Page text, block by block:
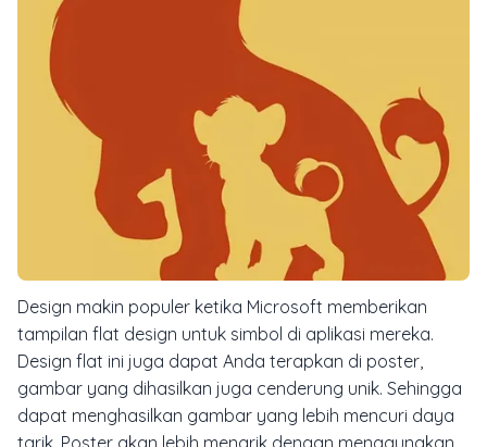
Design makin populer ketika Microsoft memberikan
tampilan flat design untuk simbol di aplikasi mereka.
Design flat ini juga dapat Anda terapkan di poster,
gambar yang dihasilkan juga cenderung unik. Sehingga
dapat menghasilkan gambar yang lebih mencuri daya